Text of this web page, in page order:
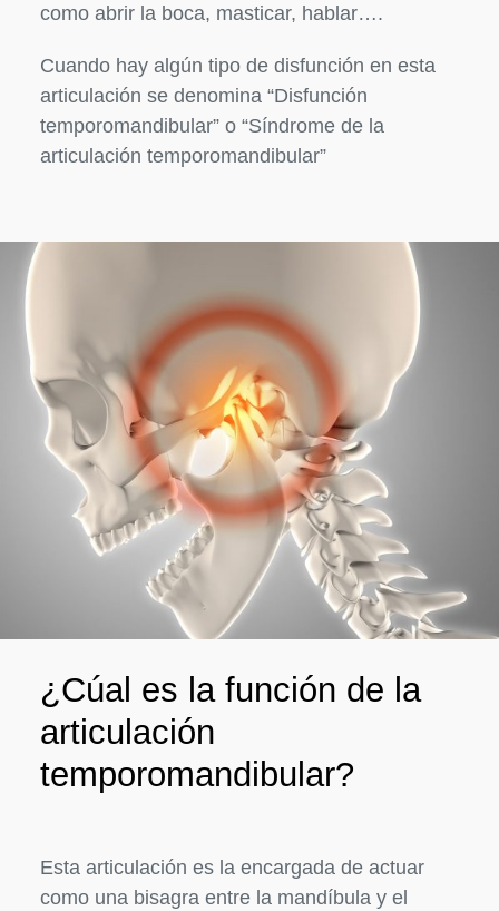
como abrir la boca, masticar, hablar….
Cuando hay algún tipo de disfunción en esta
articulación se denomina “Disfunción
temporomandibular” o “Síndrome de la
articulación temporomandibular”
¿Cúal es la función de la
articulación
temporomandibular?
Esta articulación es la encargada de actuar
como una bisagra entre la mandíbula y el